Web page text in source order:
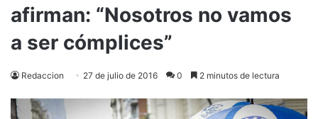
afirman: “Nosotros no vamos
a ser cómplices”
Redaccion 27 de julio de 2016 0 2 minutos de lectura